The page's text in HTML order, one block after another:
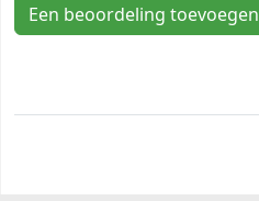
Een beoordeling toevoegen